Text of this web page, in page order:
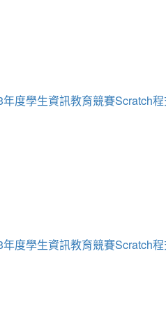
度學生資訊教育競賽Scratch
度學生資訊教育競賽Scratch